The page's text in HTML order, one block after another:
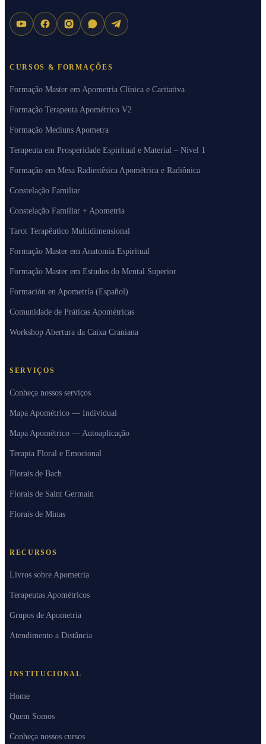
CURSOS & FORMAÇÕES
Formação Master em Apometria Clínica e Caritativa
Formação Terapeuta Apométrico V2
Formação Mediuns Apometra
Terapeuta em Prosperidade Espiritual e Material – Nivel 1
Formação em Mesa Radiestêsica Apométrica e Radiônica
Constelação Familiar
Constelação Familiar + Apometria
Tarot Terapêutico Multidimensional
Formação Master em Anatomia Espiritual
Formação Master em Estudos do Mental Superior
Formación en Apometría (Español)
Comunidade de Práticas Apométricas
Workshop Abertura da Caixa Craniana
SERVIÇOS
Conheça nossos serviços
Mapa Apométrico — Individual
Mapa Apométrico — Autoaplicação
Terapia Floral e Emocional
Florais de Bach
Florais de Saint Germain
Florais de Minas
RECURSOS
Livros sobre Apometria
Terapeutas Apométricos
Grupos de Apometria
Atendimento a Distância
INSTITUCIONAL
Home
Quem Somos
Conheça nossos cursos